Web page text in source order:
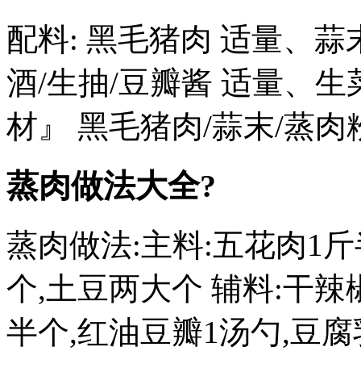
配料: 黑毛猪肉 适量、蒜
酒/生抽/豆瓣酱 适量、生
材』 黑毛猪肉/蒜末/蒸
蒸肉做法大全?
蒸肉做法:主料:五花肉1
个,土豆两大个 辅料:干辣
半个,红油豆瓣1汤勺,豆